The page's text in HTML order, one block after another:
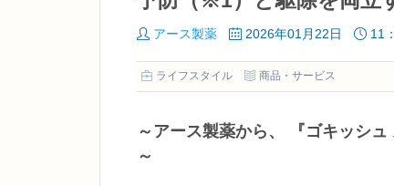
アース製薬 2026年01月22日 11
ライフスタイル 商品・サービス
～アース製薬から、 『ゴキッシ
～